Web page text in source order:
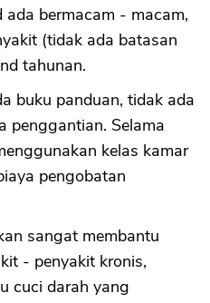
bermacam - macam,
(tidak ada batasan
tahunan.
buku panduan, tidak ada
penggantian. Selama
kelas kamar
pengobatan
sangat membantu
- penyakit kronis,
cuci darah yang
OK
CANCEL